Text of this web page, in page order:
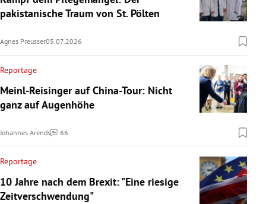
pakistanische Traum von St. Pölten
Agnes Preusser05.07.2026
Reportage
Meinl-Reisinger auf China-Tour: Nicht
ganz auf Augenhöhe
Johannes Arends 66
Kommentare
Reportage
10 Jahre nach dem Brexit: "Eine riesige
Zeitverschwendung"